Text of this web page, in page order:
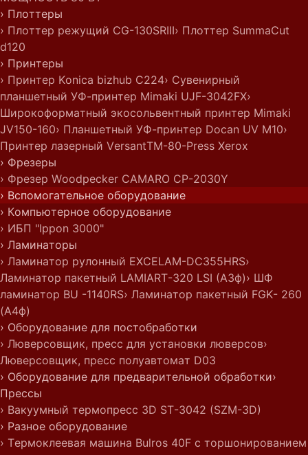
› Плоттеры
› Плоттер режущий CG-130SRIII› Плоттер SummaCut
d120
› Принтеры
› Принтер Konica bizhub C224› Сувенирный
планшетный УФ-принтер Mimaki UJF-3042FX›
Широкоформатный экосольвентный принтер Mimaki
JV150-160› Планшетный УФ-принтер Docan UV M10›
Принтер лазерный VersantTM-80-Press Xerox
› Фрезеры
› Фрезер Woodpecker CAMARO CP-2030Y
› Вспомогательное оборудование
› Компьютерное оборудование
› ИБП "Ippon 3000"
› Ламинаторы
› Ламинатор рулонный EXCELAM-DC355HRS›
Ламинатор пакетный LAMIART-320 LSI (А3ф)› ШФ
ламинатор BU -1140RS› Ламинатор пакетный FGK- 260
(А4ф)
› Оборудование для постобработки
› Люверсовщик, пресс для установки люверсов›
Люверсовщик, пресс полуавтомат D03
› Оборудование для предварительной обработки›
Прессы
› Вакуумный термопресс 3D ST-3042 (SZM-3D)
› Разное оборудование
› Термоклеевая машина Bulros 40F с торшонированием